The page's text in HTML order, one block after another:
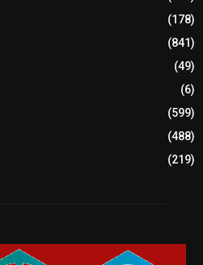
(178)
(841)
(49)
(6)
(599)
(488)
(219)